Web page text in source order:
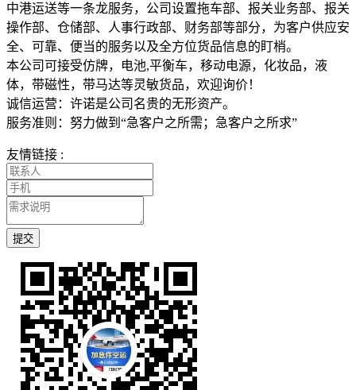
中港运送等一条龙服务，公司设置拖车部、报关业务部、报关
操作部、仓储部、人事行政部、财务部等部分，为客户供应安
全、可靠、便当的服务以及全方位货品信息的盯梢。
本公司可接受仿牌，电池,平衡车，移动电源，化妆品，液
体，带磁性，带马达等灵敏货品，欢迎询价！
诚信运营：许诺是公司名贵的无形资产。
服务准则：努力做到“急客户之所需；急客户之所求”
友情链接 :
提交